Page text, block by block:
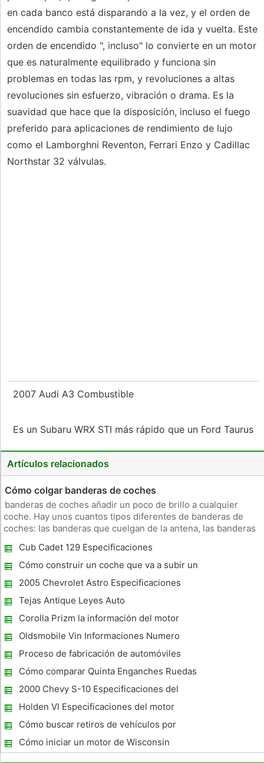
en cada banco está disparando a la vez, y el orden de
encendido cambia constantemente de ida y vuelta. Este
orden de encendido ", incluso" lo convierte en un motor
que es naturalmente equilibrado y funciona sin
problemas en todas las rpm, y revoluciones a altas
revoluciones sin esfuerzo, vibración o drama. Es la
suavidad que hace que la disposición, incluso el fuego
preferido para aplicaciones de rendimiento de lujo
como el Lamborghni Reventon, Ferrari Enzo y Cadillac
Northstar 32 válvulas.
2007 Audi A3 Combustible
Es un Subaru WRX STI más rápido que un Ford Taurus
Artículos relacionados
Cómo colgar banderas de coches
banderas de coches añadir un poco de brillo a cualquier
coche. Hay unos cuantos tipos diferentes de banderas de
coches: las banderas que cuelgan de la antena, las banderas
el techo interior del coche. Banderas de coches se pueden
encontrar e
Cub Cadet 129 Especificaciones
Cómo construir un coche que va a subir un
tramo de un proyecto de Física
2005 Chevrolet Astro Especificaciones
Tejas Antique Leyes Auto
Corolla Prizm la información del motor
Oldsmobile Vin Informaciones Numero
Proceso de fabricación de automóviles
Cómo comparar Quinta Enganches Ruedas
2000 Chevy S-10 Especificaciones del
Camión
Holden Vl Especificaciones del motor
Cómo buscar retiros de vehículos por
número de VIN
Cómo iniciar un motor de Wisconsin